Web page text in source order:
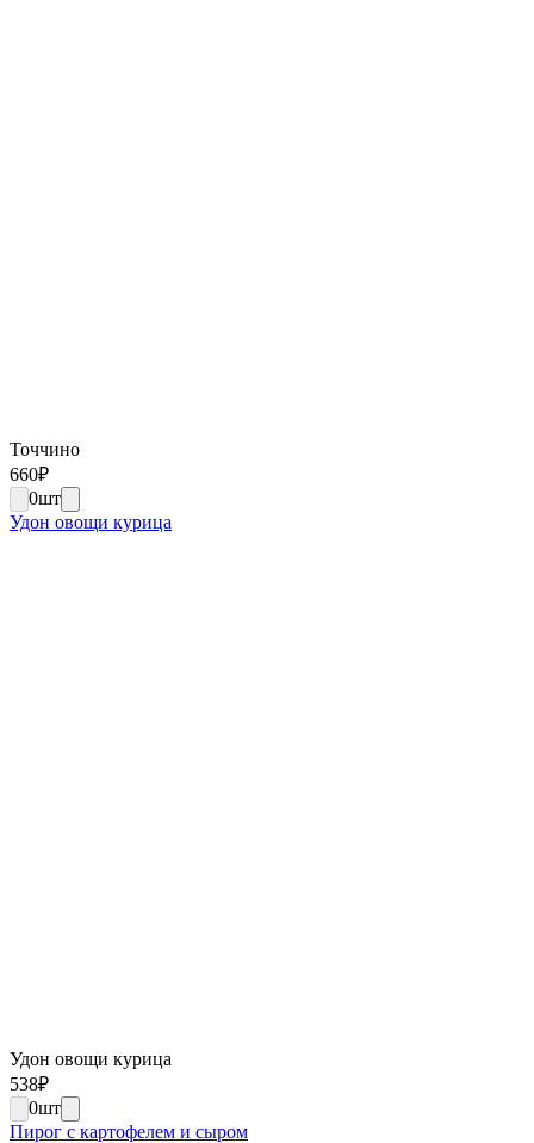
Точчино
660₽
0шт
Удон овощи курица
Удон овощи курица
538₽
0шт
Пирог с картофелем и сыром